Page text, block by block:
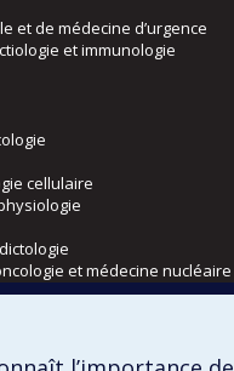
et de médecine d’urgence
et immunologie
cellulaire
et médecine nucléaire